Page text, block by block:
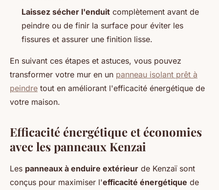
Laissez sécher l'enduit complètement avant de
peindre ou de finir la surface pour éviter les
fissures et assurer une finition lisse.
En suivant ces étapes et astuces, vous pouvez
transformer votre mur en un panneau isolant prêt à
peindre tout en améliorant l'efficacité énergétique de
votre maison.
Efficacité énergétique et économies
avec les panneaux Kenzai
Les panneaux à enduire extérieur de Kenzaï sont
conçus pour maximiser l'efficacité énergétique de